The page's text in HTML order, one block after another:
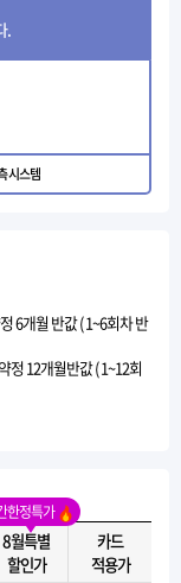
.
시스템
6개월 반값 ( 1~6회차 반
정 12개월반값 ( 1~12회
한정특가
8월특별
할인가
카드
적용가